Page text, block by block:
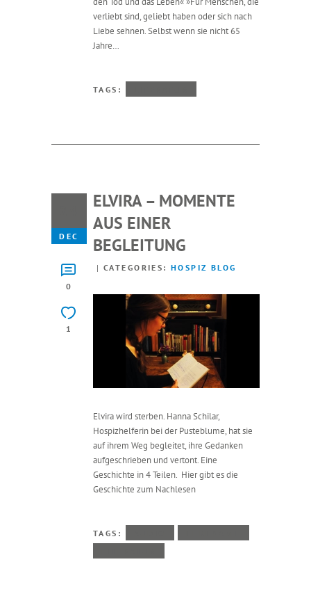
verliebt sind, geliebt haben oder sich nach
Liebe sehnen. Selbst wenn sie nicht 65
Jahre…
TAGS:
DEC
0
1
ELVIRA – MOMENTE
AUS EINER
BEGLEITUNG
CATEGORIES:HOSPIZ BLOG
Elvira wird sterben. Hanna Schilar,
Hospizhelferin bei der Pusteblume, hat sie
auf ihrem Weg begleitet, ihre Gedanken
aufgeschrieben und vertont. Eine
Geschichte in 4 Teilen. Hier gibt es die
Geschichte zum Nachlesen
TAGS: